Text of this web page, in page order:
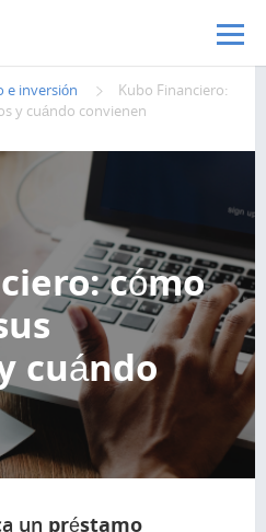
e inversión
Kubo Financiero:
y cuándo convienen
cómo
cuándo
un préstamo